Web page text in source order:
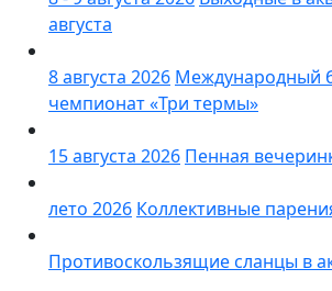
августа
8 августа 2026 Международный
чемпионат «Три термы»
15 августа 2026 Пенная
лето 2026 Коллективные
Противоскользящие сланцы в